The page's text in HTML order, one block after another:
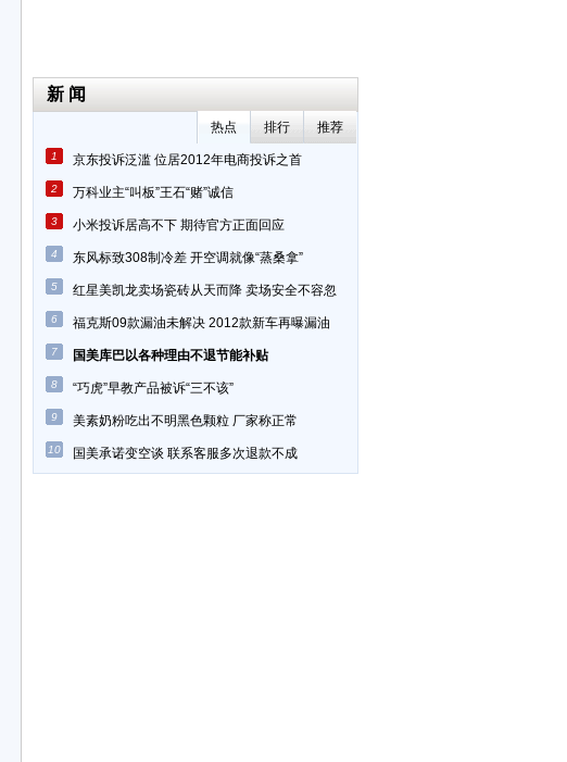
新 闻
推荐
排行
热点
1 京东投诉泛滥 位居2012年电商投诉之首
2 万科业主“叫板”王石“赌”诚信
3 小米投诉居高不下 期待官方正面回应
4 东风标致308制冷差 开空调就像“蒸桑拿”
5 红星美凯龙卖场瓷砖从天而降 卖场安全不容忽
6 福克斯09款漏油未解决 2012款新车再曝漏油
7 国美库巴以各种理由不退节能补贴
8 “巧虎”早教产品被诉“三不该”
9 美素奶粉吃出不明黑色颗粒 厂家称正常
10 国美承诺变空谈 联系客服多次退款不成